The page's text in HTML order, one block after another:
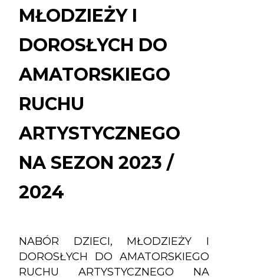
AMATORSKIEGO
RUCHU
ARTYSTYCZNEGO
NA
/
MŁODZIEŻY I
DOROSŁYCH DO
AMATORSKIEGO
RUCHU
ARTYSTYCZNEGO
NA SEZON 2023 /
2024
NABÓR DZIECI, MŁODZIEŻY I
DOROSŁYCH DO AMATORSKIEGO
RUCHU ARTYSTYCZNEGO NA